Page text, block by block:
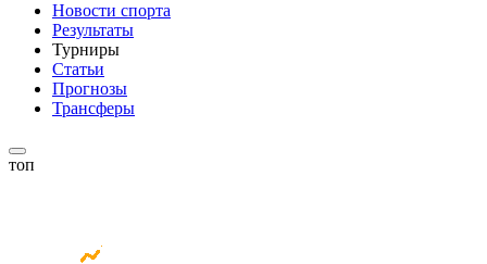
Новости спорта
Результаты
Турниры
Статьи
Прогнозы
Трансферы
топ